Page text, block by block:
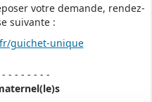
suivante :
guichet-unique